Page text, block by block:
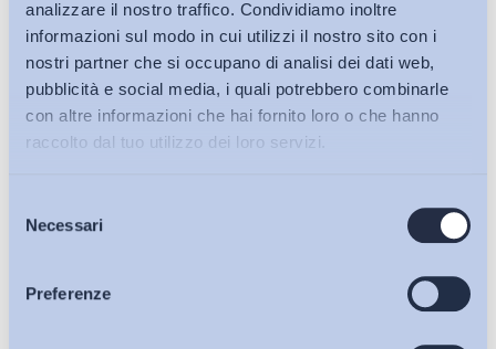
analizzare il nostro traffico. Condividiamo inoltre
informazioni sul modo in cui utilizzi il nostro sito con i
nostri partner che si occupano di analisi dei dati web,
pubblicità e social media, i quali potrebbero combinarle
con altre informazioni che hai fornito loro o che hanno
raccolto dal tuo utilizzo dei loro servizi.
delNecessari
Preferenze
Bollettini ADAPT
Articoli
Ho letto e Accetto il trattamento dei dati personali descritti